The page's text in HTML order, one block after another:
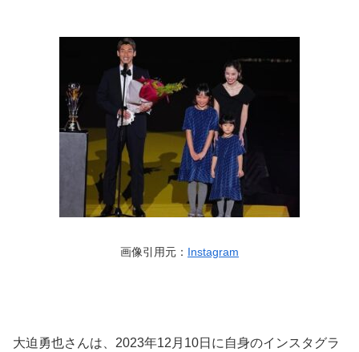
画像引用元： Instagram
大迫勇也さんは、2023年12月10日に自身のインスタグラ